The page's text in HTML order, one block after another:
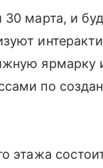
марта, и
ярмарку
по
этажа